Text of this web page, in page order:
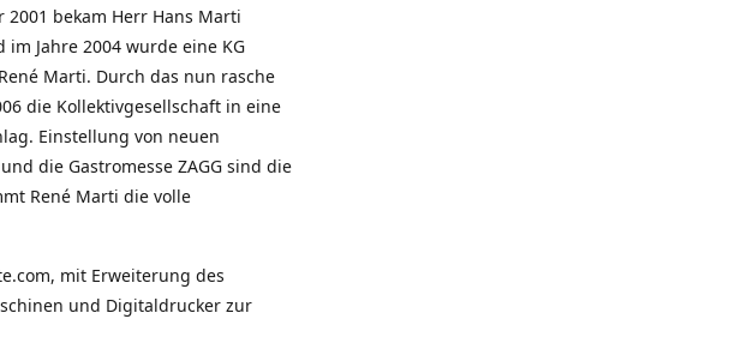
bekam Herr Hans Marti
Jahre 2004 wurde eine KG
Marti. Durch das nun rasche
die Kollektivgesellschaft in eine
Einstellung von neuen
die Gastromesse ZAGG sind die
René Marti die volle
mit Erweiterung des
und Digitaldrucker zur